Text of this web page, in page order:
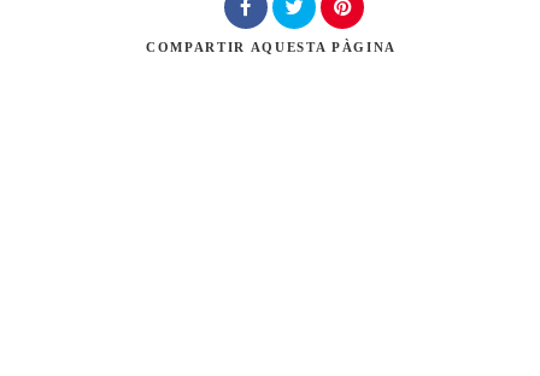
COMPARTIR AQUESTA PÀGINA